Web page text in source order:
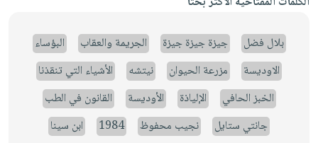
بلال فضل جيزة جيزة جيزة الجريمة والعقاب
البؤساء
الاوديسة
مزرعة الحيوان نيتشه
الأشياء التي تنقذنا
الخبز الحافي
الإلياذة الأوديسة
القانون في الطب
جانتي ستايل
نجيب محفوظ 1984
ابن سينا